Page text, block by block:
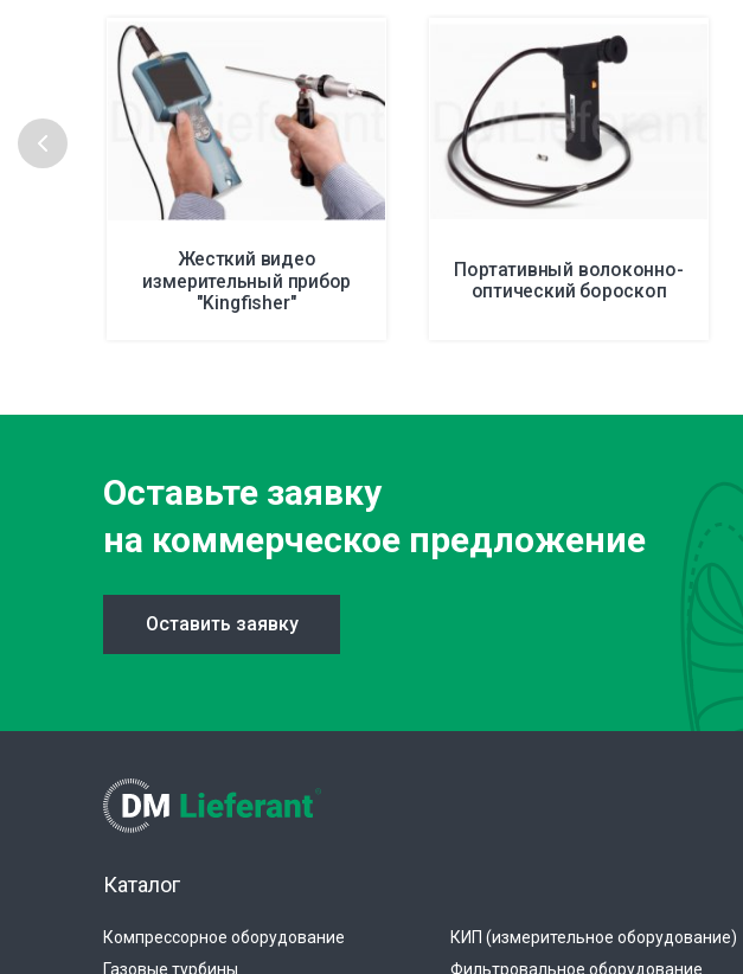
Жесткий видео
измерительный прибор
"Kingfisher"
Портативный волоконно-
оптический бороскоп
Оставьте заявку
на коммерческое предложение
Оставить заявку
Каталог
Компрессорное оборудование
Газовые турбины
КИП (измерительное оборудование)
Фильтровальное оборудование